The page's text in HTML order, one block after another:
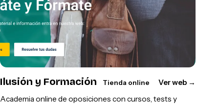
Ilusión y Formación Tienda online Ver web →
Academia online de oposiciones con cursos, tests y